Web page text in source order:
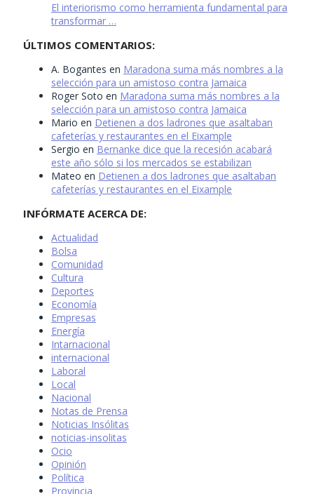
El interiorismo como herramienta fundamental para
transformar …
ÚLTIMOS COMENTARIOS:
A. Bogantes en Maradona suma más nombres a la
selección para un amistoso contra Jamaica
Roger Soto en Maradona suma más nombres a la
selección para un amistoso contra Jamaica
Mario en Detienen a dos ladrones que asaltaban
cafeterías y restaurantes en el Eixample
Sergio en Bernanke dice que la recesión acabará
este año sólo si los mercados se estabilizan
Mateo en Detienen a dos ladrones que asaltaban
cafeterías y restaurantes en el Eixample
INFÓRMATE ACERCA DE:
Actualidad
Bolsa
Comunidad
Cultura
Deportes
Economía
Empresas
Energía
Intarnacional
internacional
Laboral
Local
Nacional
Notas de Prensa
Noticias Insólitas
noticias-insolitas
Ocio
Opinión
Política
Provincia